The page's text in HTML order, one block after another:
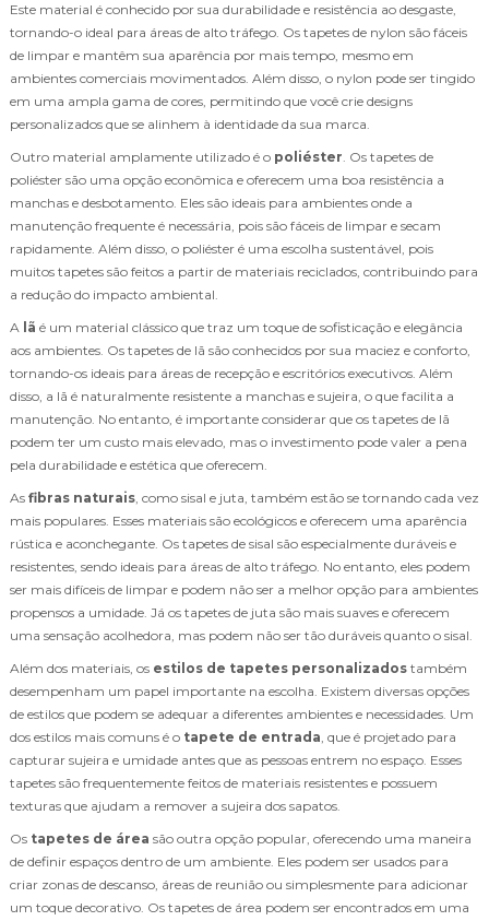
Este material é conhecido por sua durabilidade e resistência ao desgaste,
tornando-o ideal para áreas de alto tráfego. Os tapetes de nylon são fáceis
de limpar e mantêm sua aparência por mais tempo, mesmo em
ambientes comerciais movimentados. Além disso, o nylon pode ser tingido
em uma ampla gama de cores, permitindo que você crie designs
personalizados que se alinhem à identidade da sua marca.
Outro material amplamente utilizado é o poliéster. Os tapetes de
poliéster são uma opção econômica e oferecem uma boa resistência a
manchas e desbotamento. Eles são ideais para ambientes onde a
manutenção frequente é necessária, pois são fáceis de limpar e secam
rapidamente. Além disso, o poliéster é uma escolha sustentável, pois
muitos tapetes são feitos a partir de materiais reciclados, contribuindo para
a redução do impacto ambiental.
A lã é um material clássico que traz um toque de sofisticação e elegância
aos ambientes. Os tapetes de lã são conhecidos por sua maciez e conforto,
tornando-os ideais para áreas de recepção e escritórios executivos. Além
disso, a lã é naturalmente resistente a manchas e sujeira, o que facilita a
manutenção. No entanto, é importante considerar que os tapetes de lã
podem ter um custo mais elevado, mas o investimento pode valer a pena
pela durabilidade e estética que oferecem.
As fibras naturais, como sisal e juta, também estão se tornando cada vez
mais populares. Esses materiais são ecológicos e oferecem uma aparência
rústica e aconchegante. Os tapetes de sisal são especialmente duráveis e
resistentes, sendo ideais para áreas de alto tráfego. No entanto, eles podem
ser mais difíceis de limpar e podem não ser a melhor opção para ambientes
propensos a umidade. Já os tapetes de juta são mais suaves e oferecem
uma sensação acolhedora, mas podem não ser tão duráveis quanto o sisal.
Além dos materiais, os estilos de tapetes personalizados também
desempenham um papel importante na escolha. Existem diversas opções
de estilos que podem se adequar a diferentes ambientes e necessidades. Um
dos estilos mais comuns é o tapete de entrada, que é projetado para
capturar sujeira e umidade antes que as pessoas entrem no espaço. Esses
tapetes são frequentemente feitos de materiais resistentes e possuem
texturas que ajudam a remover a sujeira dos sapatos.
Os tapetes de área são outra opção popular, oferecendo uma maneira
de definir espaços dentro de um ambiente. Eles podem ser usados para
criar zonas de descanso, áreas de reunião ou simplesmente para adicionar
um toque decorativo. Os tapetes de área podem ser encontrados em uma